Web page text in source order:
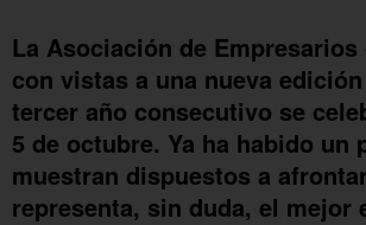
La Asociación de
con vistas a una nueva
tercer año consecutivo se
5 de octubre. Ya ha habido
muestran dispuestos a
representa, sin duda, el mejor